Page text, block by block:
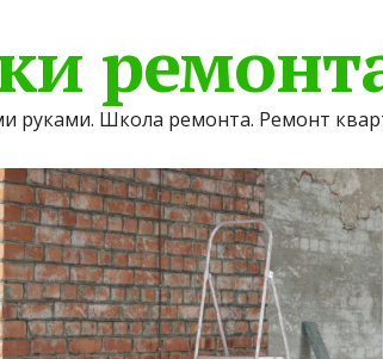
руками. Школа ремонта. Ремонт